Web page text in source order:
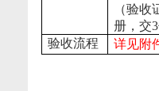
（验收
册，交3
验收流程
详见附